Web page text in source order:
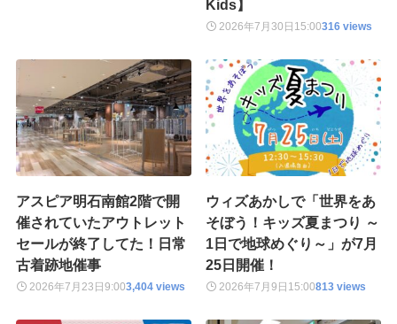
Kids】
2026年7月30日 15:00316 views
アスピア明石南館2階で開
催されていたアウトレット
セールが終了してた！日常
古着跡地催事
2026年7月23日 9:003,404 views
ウィズあかしで「世界をあ
そぼう！キッズ夏まつり ～
1日で地球めぐり～」が7月
25日開催！
2026年7月9日 15:00813 views